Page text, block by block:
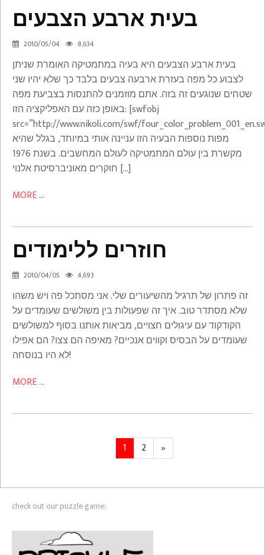
בעית ארבע הצבעים
2010/05/04 8,634
Articles
בעית
הצבעים
בעית ארבע הצבעים היא בעיה במתמטיקה האומרת שניתן
לצבוע כל מפה בעזרת ארבעה צבעים בלבד כך שלא יהיו שני
שטחים שנוגעים זה בזה. אתם מוזמנים להתנסות בצביעת מפה
באופן כזה עם האפליקציה הזו: [swfobj
src=”http://www.nikoli.com/swf/
מפות נוספות הבעיה הזו עניינה אותי במיוחד, בגלל שהיא
מקשרת בין עולם המתמטיקה לעולם המחשבים. בשנת 1976
חוקרים מאוניברסיטת אלנוי […]
MORE ...
חוזרים ללימודים
2010/04/05 4,693
Math
ללימודים
זה פתרון של תרגיל מהשיעורים שלי. אני מסתכל פה ויש משהו
שלא מסתדר טוב. איך זה שפעולות בין משולשים שעומדים על
הקודקוד עם עיגולים חצויים, מביאות אותנו בסוף למשולשים
שעומדים על הבסיס וקווים אנכיים? מאיפה הם צצו? הם אפילו
לא היו בנוסחה!
MORE ...
Posts
Page
1 Page
2
Next
page
»
check out our puzzle game: